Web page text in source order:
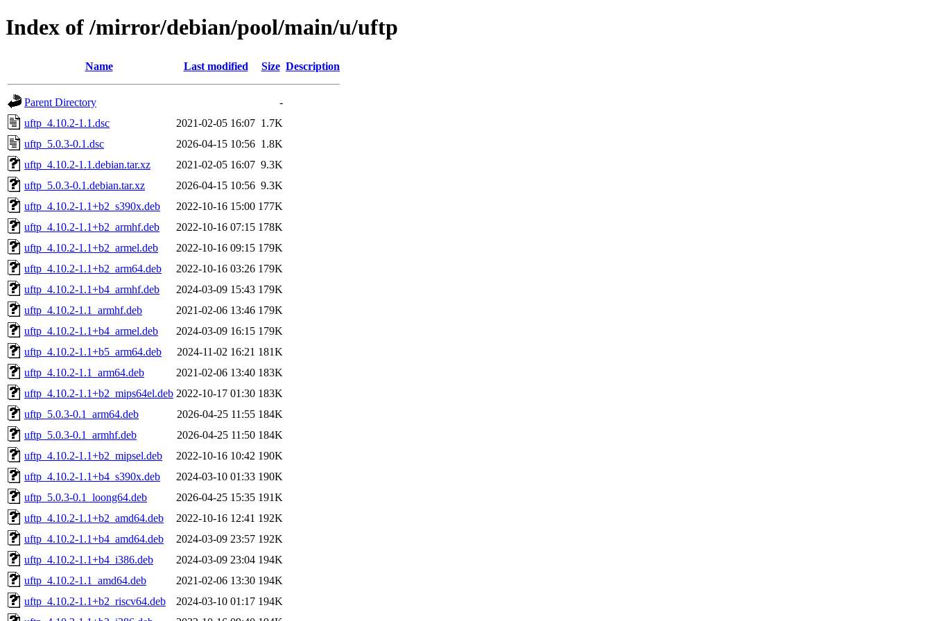
Index of /mirror/debian/pool/main/u/uftp
Name Last modified Size Description
Parent Directory
-
uftp_4.10.2-1.1.dsc
2021-02-05 16:07 1.7K
uftp_5.0.3-0.1.dsc
2026-04-15 10:56 1.8K
uftp_4.10.2-1.1.debian.tar.xz
2021-02-05 16:07 9.3K
uftp_5.0.3-0.1.debian.tar.xz
2026-04-15 10:56 9.3K
uftp_4.10.2-1.1+b2_s390x.deb
2022-10-16 15:00 177K
uftp_4.10.2-1.1+b2_armhf.deb
2022-10-16 07:15 178K
uftp_4.10.2-1.1+b2_armel.deb
2022-10-16 09:15 179K
uftp_4.10.2-1.1+b2_arm64.deb
2022-10-16 03:26 179K
uftp_4.10.2-1.1+b4_armhf.deb
2024-03-09 15:43 179K
uftp_4.10.2-1.1_armhf.deb
2021-02-06 13:46 179K
uftp_4.10.2-1.1+b4_armel.deb
2024-03-09 16:15 179K
uftp_4.10.2-1.1+b5_arm64.deb
2024-11-02 16:21 181K
uftp_4.10.2-1.1_arm64.deb
2021-02-06 13:40 183K
uftp_4.10.2-1.1+b2_mips64el.deb 2022-10-17 01:30 183K
uftp_5.0.3-0.1_arm64.deb
2026-04-25 11:55 184K
uftp_5.0.3-0.1_armhf.deb
2026-04-25 11:50 184K
uftp_4.10.2-1.1+b2_mipsel.deb
2022-10-16 10:42 190K
uftp_4.10.2-1.1+b4_s390x.deb
2024-03-10 01:33 190K
uftp_5.0.3-0.1_loong64.deb
2026-04-25 15:35 191K
uftp_4.10.2-1.1+b2_amd64.deb
2022-10-16 12:41 192K
uftp_4.10.2-1.1+b4_amd64.deb
2024-03-09 23:57 192K
uftp_4.10.2-1.1+b4_i386.deb
2024-03-09 23:04 194K
uftp_4.10.2-1.1_amd64.deb
2021-02-06 13:30 194K
uftp_4.10.2-1.1+b2_riscv64.deb
2024-03-10 01:17 194K